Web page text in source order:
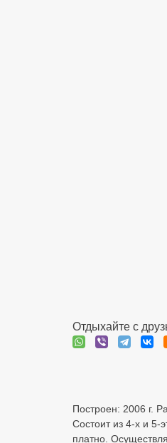
Отдыхайте с
Построен: 2006 г.
Состоит из 4-х и 5-
платно.